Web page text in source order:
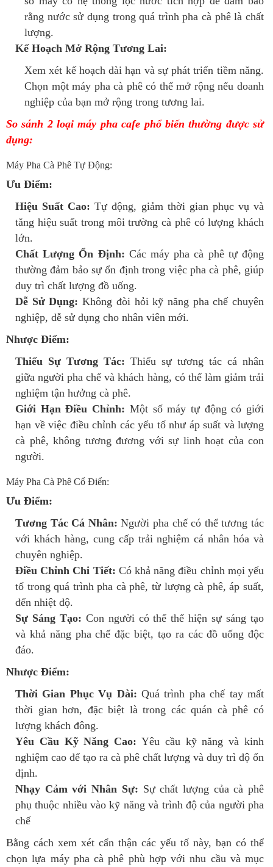
rằng nước sử dụng trong quá trình pha cà phê là chất
lượng.
Kế Hoạch Mở Rộng Tương Lai:
Xem xét kế hoạch dài hạn và sự phát triển tiềm năng.
Chọn một máy pha cà phê có thể mở rộng nếu doanh
nghiệp của bạn mở rộng trong tương lai.
So sánh 2 loại máy pha cafe phổ biến thường được sử
dụng:
Máy Pha Cà Phê Tự Động:
Ưu Điểm:
Hiệu Suất Cao: Tự động, giảm thời gian phục vụ và
tăng hiệu suất trong môi trường cà phê có lượng khách
lớn.
Chất Lượng Ổn Định: Các máy pha cà phê tự động
thường đảm bảo sự ổn định trong việc pha cà phê, giúp
duy trì chất lượng đồ uống.
Dễ Sử Dụng: Không đòi hỏi kỹ năng pha chế chuyên
nghiệp, dễ sử dụng cho nhân viên mới.
Nhược Điểm:
Thiếu Sự Tương Tác: Thiếu sự tương tác cá nhân
giữa người pha chế và khách hàng, có thể làm giảm trải
nghiệm tận hưởng cà phê.
Giới Hạn Điều Chỉnh: Một số máy tự động có giới
hạn về việc điều chỉnh các yếu tố như áp suất và lượng
cà phê, không tương đương với sự linh hoạt của con
người.
Máy Pha Cà Phê Cổ Điển:
Ưu Điểm:
Tương Tác Cá Nhân: Người pha chế có thể tương tác
với khách hàng, cung cấp trải nghiệm cá nhân hóa và
chuyên nghiệp.
Điều Chỉnh Chi Tiết: Có khả năng điều chỉnh mọi yếu
tố trong quá trình pha cà phê, từ lượng cà phê, áp suất,
đến nhiệt độ.
Sự Sáng Tạo: Con người có thể thể hiện sự sáng tạo
và khả năng pha chế đặc biệt, tạo ra các đồ uống độc
đáo.
Nhược Điểm:
Thời Gian Phục Vụ Dài: Quá trình pha chế tay mất
thời gian hơn, đặc biệt là trong các quán cà phê có
lượng khách đông.
Yêu Cầu Kỹ Năng Cao: Yêu cầu kỹ năng và kinh
nghiệm cao để tạo ra cà phê chất lượng và duy trì độ ổn
định.
Nhạy Cảm với Nhân Sự: Sự chất lượng của cà phê
phụ thuộc nhiều vào kỹ năng và trình độ của người pha
chế
Bằng cách xem xét cẩn thận các yếu tố này, bạn có thể
chọn lựa máy pha cà phê phù hợp với nhu cầu và mục